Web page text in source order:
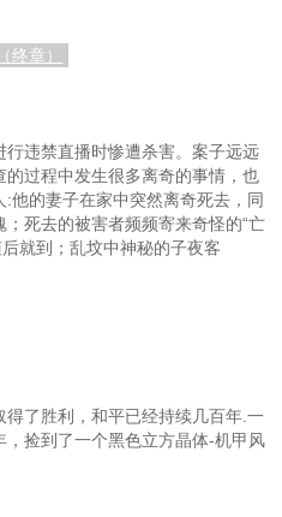
终章）
违禁直播时惨遭杀害。案子远远
过程中发生很多离奇的事情，也
他的妻子在家中突然离奇死去，同
死去的被害者频频寄来奇怪的“亡
就到；乱坟中神秘的子夜客
了胜利，和平已经持续几百年.一
捡到了一个黑色立方晶体-机甲风